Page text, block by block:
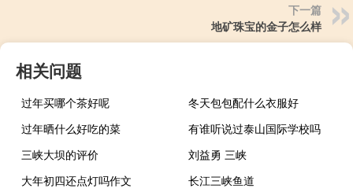
下一篇
地矿珠宝的金子怎么样
相关问题
过年买哪个茶好呢
冬天包包配什么衣服好
过年晒什么好吃的菜
有谁听说过泰山国际学校吗
三峡大坝的评价
刘益勇 三峡
大年初四还点灯吗作文
长江三峡鱼道